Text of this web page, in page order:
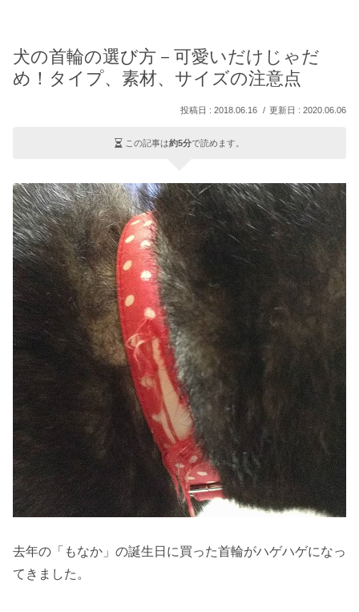
犬の首輪の選び方－可愛いだけじゃだ
め！タイプ、素材、サイズの注意点
2018.06.16 2020.06.06
この記事は約5分で読めます。
去年の「もなか」の誕生日に買った首輪がハゲハゲになっ
てきました。